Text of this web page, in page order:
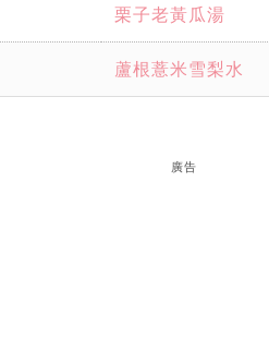
栗子老黃瓜湯
蘆根薏米雪梨水
廣告